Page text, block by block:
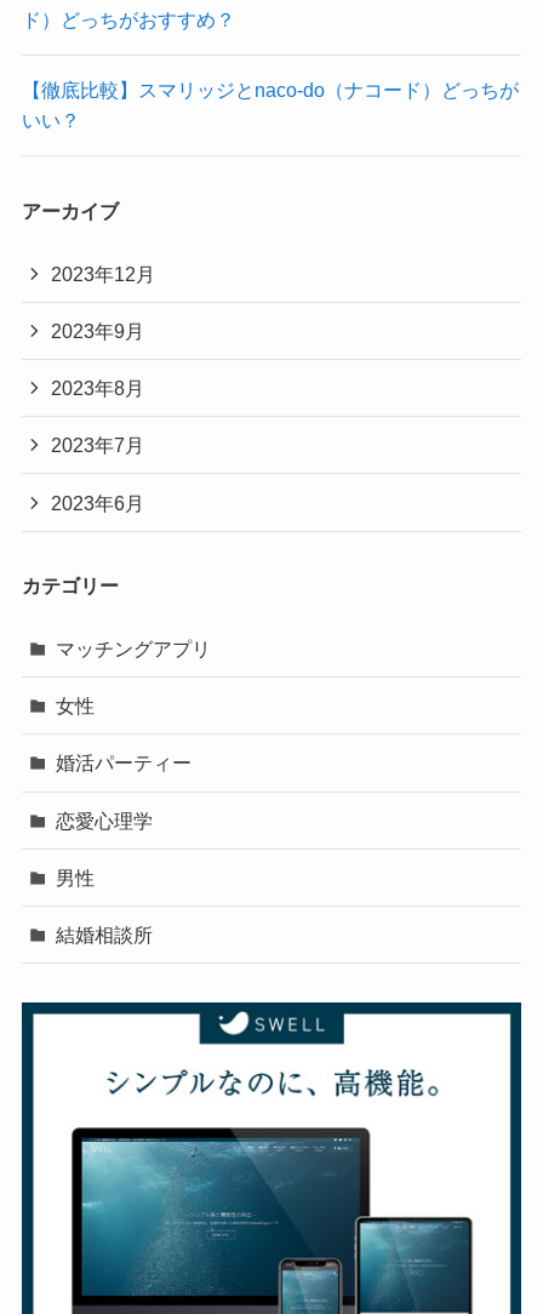
ド）どっちがおすすめ？
【徹底比較】スマリッジとnaco-do（ナコード）どっちが
いい？
アーカイブ
2023年12月
2023年9月
2023年8月
2023年7月
2023年6月
カテゴリー
マッチングアプリ
女性
婚活パーティー
恋愛心理学
男性
結婚相談所